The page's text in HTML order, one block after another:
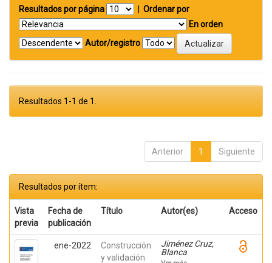
Resultados por página
Ordenar por
En orden
Autor/registro
Resultados 1-1 de 1.
Anterior 1 Siguiente
Resultados por ítem:
Vista
previa
Fecha de
publicación
Título Autor(es) Acceso
ene-2022
Construcción
y validación
Jiménez Cruz,
Blanca
Elizabeth;